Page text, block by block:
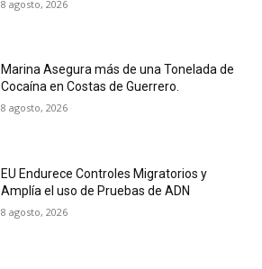
8 agosto, 2026
Marina Asegura más de una Tonelada de
Cocaína en Costas de Guerrero.
8 agosto, 2026
EU Endurece Controles Migratorios y
Amplía el uso de Pruebas de ADN
8 agosto, 2026